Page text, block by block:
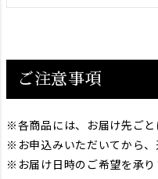
ご注意事項
各商品には、お届け先ごと
お申込みいただいてから
お届け日時のご希望を承り